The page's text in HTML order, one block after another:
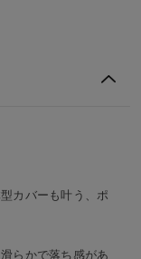
カバーも叶う、ポ
らかで落ち感があ